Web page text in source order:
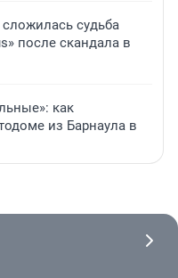
сложилась судьба
после скандала в
как
из Барнаула в